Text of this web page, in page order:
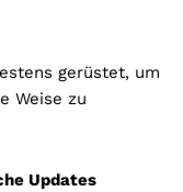
gerüstet, um
Weise zu
Updates